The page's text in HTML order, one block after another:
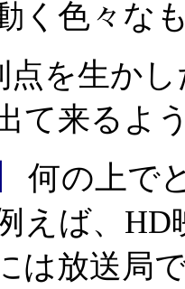
く色々な
点を生か
て来るよ
何の上で
えば、
は放送局